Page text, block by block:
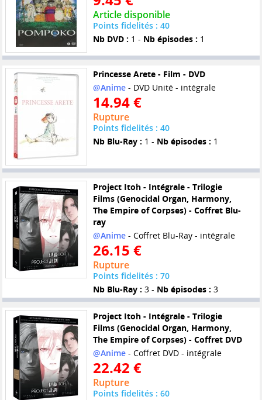
Article disponible
Points fidelités : 40
Nb DVD : 1 - Nb épisodes : 1
Princesse Arete - Film - DVD
@Anime- DVD Unité - intégrale
14.94 €
Rupture
Points fidelités : 40
Nb Blu-Ray : 1 - Nb épisodes : 1
Project Itoh - Intégrale - Trilogie
Films (Genocidal Organ, Harmony,
The Empire of Corpses) - Coffret Blu-
ray
@Anime- Coffret Blu-Ray - intégrale
26.15 €
Rupture
Points fidelités : 70
Nb Blu-Ray : 3 - Nb épisodes : 3
Project Itoh - Intégrale - Trilogie
Films (Genocidal Organ, Harmony,
The Empire of Corpses) - Coffret DVD
@Anime- Coffret DVD - intégrale
22.42 €
Rupture
Points fidelités : 60